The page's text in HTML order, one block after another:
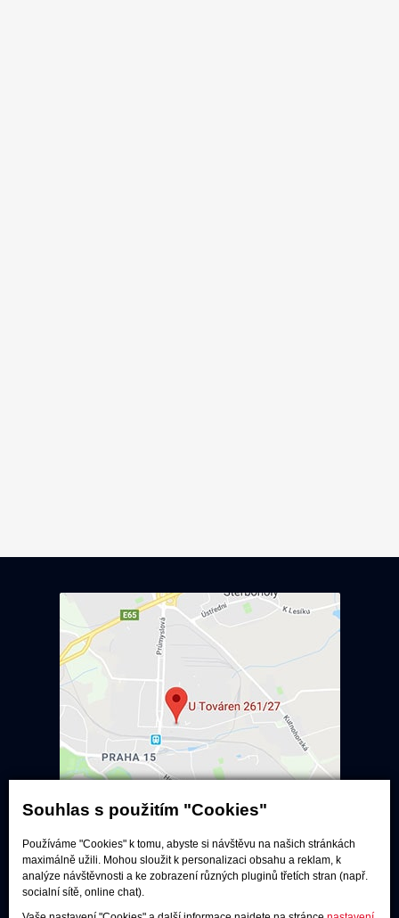
Souhlas s použitím "Cookies"
Používáme "Cookies" k tomu, abyste si návštěvu na našich stránkách
maximálně užili. Mohou sloužit k personalizaci obsahu a reklam, k
analýze návštěvnosti a ke zobrazení různých pluginů třetích stran (např.
socialní sítě, online chat).
Poslechové studio
Po - pá:
9:00 - 12:00 / 13:00 - 17:00
So: